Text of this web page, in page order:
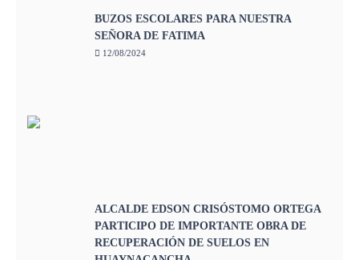
BUZOS ESCOLARES PARA NUESTRA
SEÑORA DE FATIMA
12/08/2024
ALCALDE EDSON CRISÓSTOMO ORTEGA
PARTICIPO DE IMPORTANTE OBRA DE
RECUPERACIÓN DE SUELOS EN